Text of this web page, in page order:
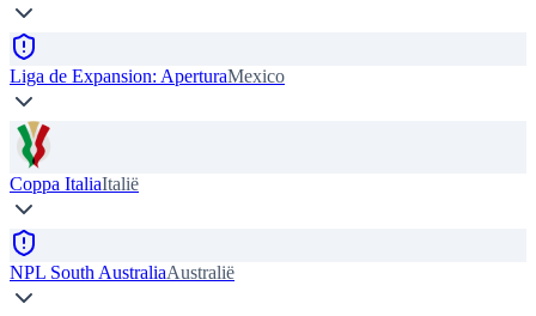
Liga de Expansion: AperturaMexico
Coppa ItaliaItalië
NPL South AustraliaAustralië